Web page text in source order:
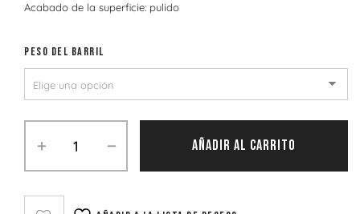
Acabado de la superficie: pulido
PESO DEL BARRIL
AÑADIR AL CARRITO